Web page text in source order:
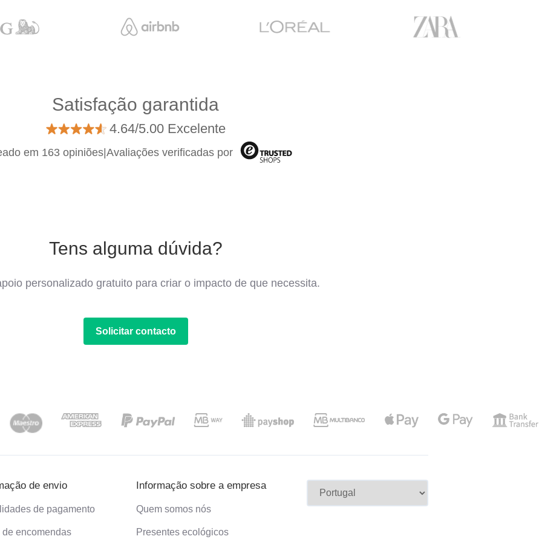
Satisfação garantida
4.64/5.00 Excelente
em 163 opiniões Avaliações verificadas por
Tens alguma dúvida?
personalizado gratuito para criar o impacto de que necessita.
Solicitar contacto
de envio
de pagamento
de encomendas
Informação sobre a empresa
Quem somos nós
Presentes ecológicos